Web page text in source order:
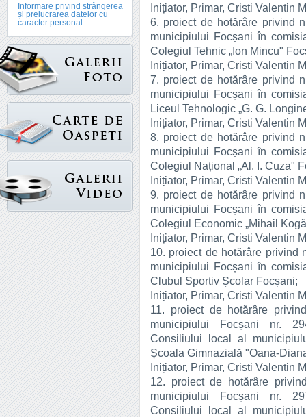
Informare privind strângerea
și prelucrarea datelor cu
caracter personal
Inițiator, Primar, Cristi Valentin
6. proiect de hotărâre privind
municipiului Focșani în
Colegiul Tehnic „Ion Mincu"
Inițiator, Primar, Cristi Valentin
7. proiect de hotărâre privind
municipiului Focșani în
Liceul Tehnologic „G. G.
Inițiator, Primar, Cristi Valentin
8. proiect de hotărâre privind
municipiului Focșani în
Colegiul Național „Al. I. Cuza"
Inițiator, Primar, Cristi Valentin
9. proiect de hotărâre privind
municipiului Focșani în
Colegiul Economic „Mihail
Inițiator, Primar, Cristi Valentin
10. proiect de hotărâre privind
municipiului Focșani în
Clubul Sportiv Școlar Focșani;
Inițiator, Primar, Cristi Valentin
11. proiect de hotărâre
municipiului Focșani nr.
Consiliului local al
Școala Gimnazială "Oana-
Inițiator, Primar, Cristi Valentin
12. proiect de hotărâre
municipiului Focșani nr.
Consiliului local al